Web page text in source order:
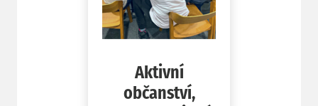
Aktivní
občanství,